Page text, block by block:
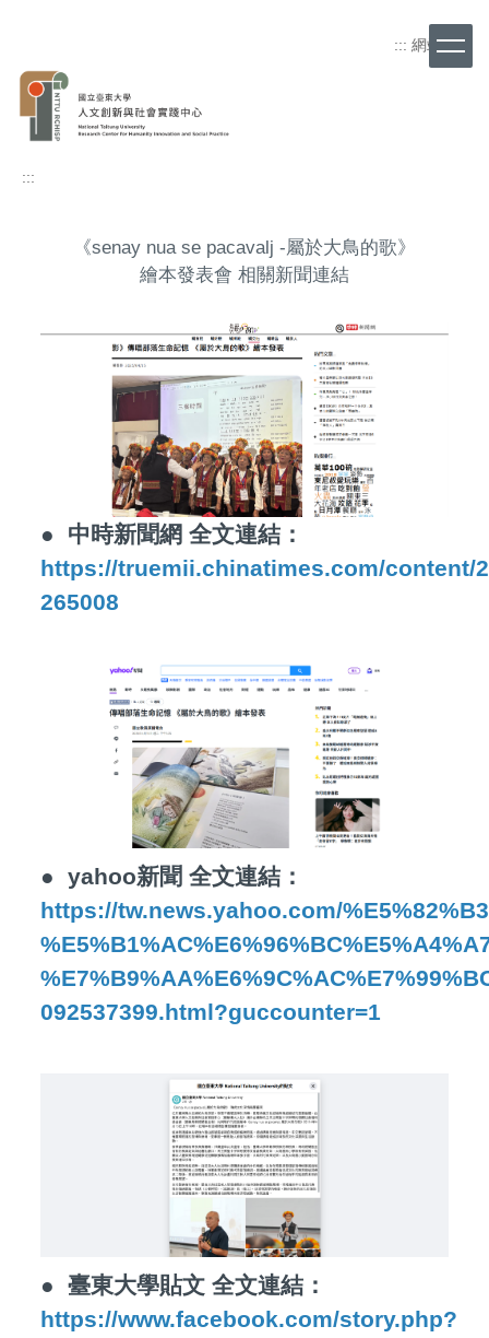
::: 網站導覽
:::
《senay nua se pacavalj -屬於大鳥的歌》
繪本發表會 相關新聞連結
● 中時新聞網 全文連結：
https://truemii.chinatimes.com/content/
265008
● yahoo新聞 全文連結：
https://tw.news.yahoo.com/
092537399.html?guccounter=1
● 臺東大學貼文 全文連結：
https://www.facebook.com/story.php?